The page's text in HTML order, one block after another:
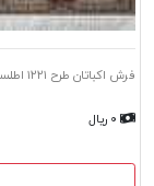
فرش اکباتان طرح ۱۲۲۱ اطلسی